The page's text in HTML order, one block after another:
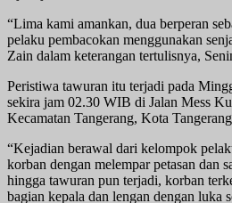
“Lima kami amankan, dua berperan
pelaku pembacokan menggunakan
Zain dalam keterangan tertulisnya,
Peristiwa tawuran itu terjadi pada
sekira jam 02.30 WIB di Jalan Mess
Kecamatan Tangerang, Kota
“Kejadian berawal dari kelompok
korban dengan melempar petasan dan
hingga tawuran pun terjadi, korban
bagian kepala dan lengan dengan luka